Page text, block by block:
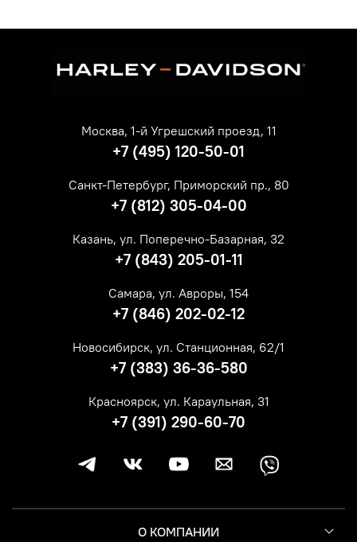
О КОМПАНИИ
Москва, 1-й Угрешский проезд, 11
+7 (495) 120-50-01
Санкт-Петербург, Приморский пр., 80
+7 (812) 305-04-00
Казань, ул. Поперечно-Базарная, 32
+7 (843) 205-01-11
Самара, ул. Авроры, 154
+7 (846) 202-02-12
Новосибирск, ул. Станционная, 62/1
+7 (383) 36-36-580
Красноярск, ул. Караульная, 31
+7 (391) 290-60-70